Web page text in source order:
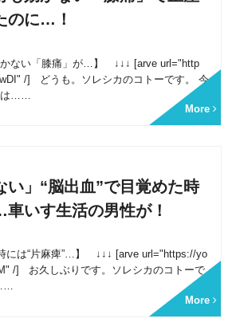
のに…！
かない「膝痛」が…】 ↓↓↓ [arve url="http
/] どうも。ソレシカのコトーです。 今
は……
More
い」“脳出血”で目覚めた時
いす生活の男性が！
時には“片麻痺”…】 ↓↓↓ [arve url="https://yo
/] お久しぶりです。ソレシカのコトーで
More